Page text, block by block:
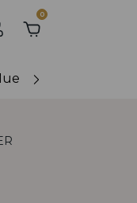
0
de exterior